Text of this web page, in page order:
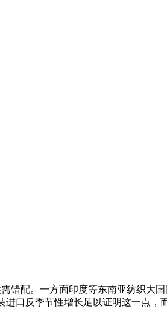
错配。一方面印度等东南亚纺织大
口反季节性增长足以证明这一点，